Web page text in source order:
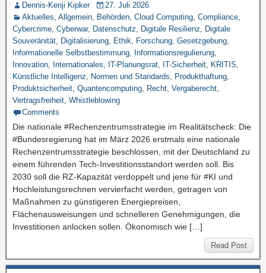
Dennis-Kenji Kipker
27. Juli 2026
Aktuelles, Allgemein, Behörden, Cloud Computing, Compliance,
Cybercrime, Cyberwar, Datenschutz, Digitale Resilienz, Digitale
Souveränität, Digitalisierung, Ethik, Forschung, Gesetzgebung,
Informationelle Selbstbestimmung, Informationsregulierung,
Innovation, Internationales, IT-Planungsrat, IT-Sicherheit, KRITIS,
Künstliche Intelligenz, Normen und Standards, Produkthaftung,
Produktsicherheit, Quantencomputing, Recht, Vergaberecht,
Vertragsfreiheit, Whistleblowing
Comments
Die nationale #Rechenzentrumsstrategie im Realitätscheck: Die
#Bundesregierung hat im März 2026 erstmals eine nationale
Rechenzentrumsstrategie beschlossen, mit der Deutschland zu
einem führenden Tech-Investitionsstandort werden soll. Bis
2030 soll die RZ-Kapazität verdoppelt und jene für #KI und
Hochleistungsrechnen vervierfacht werden, getragen von
Maßnahmen zu günstigeren Energiepreisen,
Flächenausweisungen und schnelleren Genehmigungen, die
Investitionen anlocken sollen. Ökonomisch wie […]
Read Post